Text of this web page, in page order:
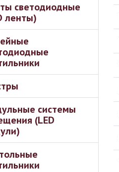
светодиодные
ленты)
системы
(LED